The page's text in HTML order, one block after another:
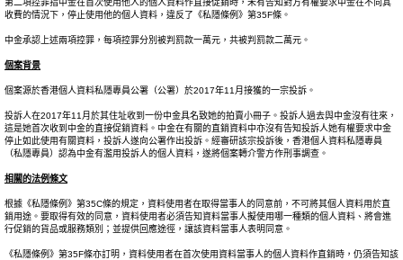
第二項控罪指中金在首次使用他人的個人資料作直接促銷時，未有告知對方有權要求中金在不向其
收費的情況下，停止使用他的個人資料，違反了《私隱條例》第35F條。
中金承認上述兩項控罪，每項控罪分別被判罰款一萬元，共被判罰款二萬元。
個案背景
個案源於香港個人資料私隱專員公署（公署）於2017年11月接獲的一宗投訴。
投訴人在2017年11月於其住址收到一份中金具名致她的拍賣小冊子。投訴人過去與中金沒有往來，
這是她首次收到中金的直接促銷資料。中金在有關的直銷資料中亦沒有告知投訴人她有權要求中金
停止如此使用有關資料，投訴人遂向公署作出投訴。經審研該宗投訴後，香港個人資料私隱專員
（私隱專員）認為中金有濫用投訴人的個人資料，遂將個案轉介警方作刑事調查。
相關的法例條文
根據《私隱條例》第35C條的規定，資料使用者在取得當事人的同意前，不可將其個人資料用於直
銷用途。要取得有效的同意，資料使用者必須告知資料當事人擬使用哪一種類的個人資料、將會進
行促銷的貨品或服務類別；並提供回應途徑，讓該資料當事人表明同意。
《私隱條例》第35F條亦訂明，資料使用者在首次使用資料當事人的個人資料作直銷時，仍須告知該